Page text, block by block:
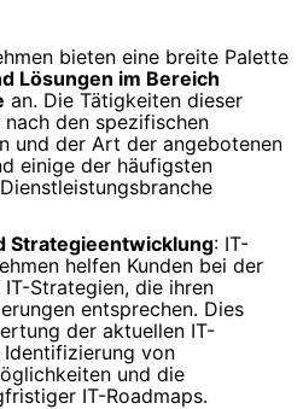
bieten eine breite Palette
Lösungen im Bereich
an. Die Tätigkeiten dieser
den spezifischen
und der Art der angebotenen
einige der häufigsten
Strategieentwicklung: IT-
helfen Kunden bei der
Strategien, die ihren
entsprechen. Dies
der aktuellen IT-
von
und die
IT-Roadmaps.